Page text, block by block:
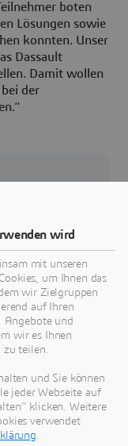
boten
Lösungen sowie
konnten. Unser
Dassault
Damit wollen
der
ist das
Leben von
verbessern.
Größen und
zusammen,
nachhaltige
private und
auswirken.
Sie
wird
mit unseren
um Ihnen das
wir Zielgruppen
auf Ihren
Angebote und
wir es Ihnen
zu teilen.
und Sie können
jeder Webseite auf
klicken. Weitere
verwendet
.